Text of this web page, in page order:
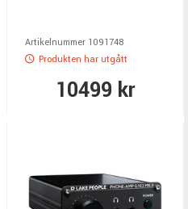
Artikelnummer 1091748
Produkten har utgått
10499 kr